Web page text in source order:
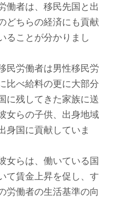
働者は、移民先国と出
どちらの経済にも貢献
ることが分かりまし
民労働者は男性移民労
比べ給料の更に大部分
に残してきた家族に送
女らの子供、出身地域
身国に貢献していま
女らは、働いている国
て賃金上昇を促し、す
労働者の生活基準の向